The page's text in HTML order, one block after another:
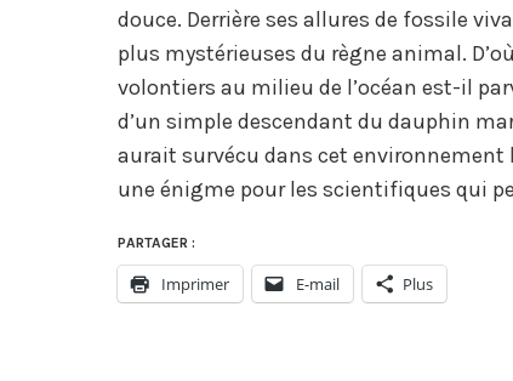
douce. Derrière ses allures de fossile
plus mystérieuses du règne animal.
volontiers au milieu de l’océan est-il
d’un simple descendant du dauphin
aurait survécu dans cet
une énigme pour les scientifiques qui
PARTAGER :
Imprimer E-mail Plus